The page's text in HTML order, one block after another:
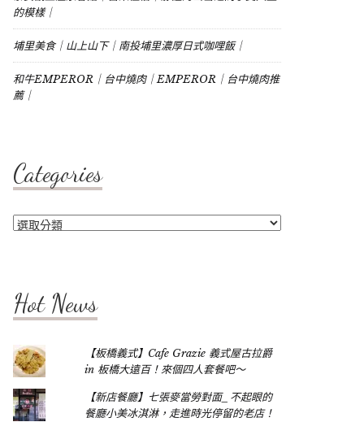
的模樣｜
埔里美食｜山上山下｜南投埔里濃厚日式咖哩飯｜
和牛EMPEROR｜台中燒肉｜EMPEROR｜台中燒肉推
薦｜
Categories
Categories
Hot News
【板橋義式】Cafe Grazie 義式屋古拉爵
in 板橋大遠百！來個四人套餐吧～
【新店餐廳】七張麥當勞對面_不起眼的
餐廳小美冰淇淋，走進時光停留的老店！